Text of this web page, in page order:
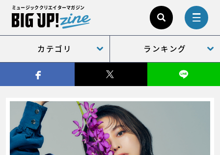
ミュージッククリエイターマガジン
カテゴリ ランキング